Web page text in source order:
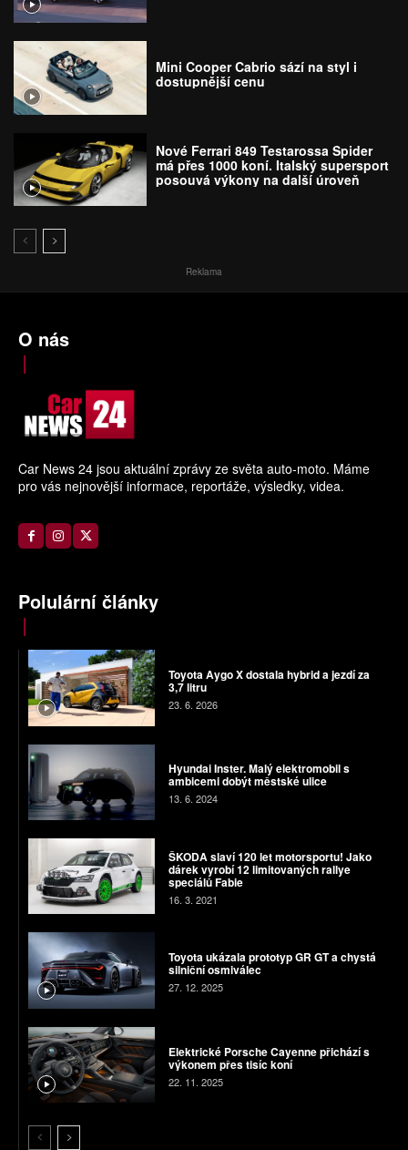
Mini Cooper Cabrio sází na styl i
dostupnější cenu
Nové Ferrari 849 Testarossa Spider
má přes 1000 koní. Italský supersport
posouvá výkony na další úroveň
Reklama
O nás
Car News 24 jsou aktuální zprávy ze světa auto-moto. Máme
pro vás nejnovější informace, reportáže, výsledky, videa.
Polulární články
Toyota Aygo X dostala hybrid a jezdí za
3,7 litru
23. 6. 2026
Hyundai Inster. Malý elektromobil s
ambicemi dobýt městské ulice
13. 6. 2024
ŠKODA slaví 120 let motorsportu! Jako
dárek vyrobí 12 limitovaných rallye
speciálů Fabie
16. 3. 2021
Toyota ukázala prototyp GR GT a chystá
silniční osmiválec
27. 12. 2025
Elektrické Porsche Cayenne přichází s
výkonem přes tisíc koní
22. 11. 2025